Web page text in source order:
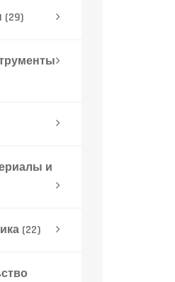
(29)
и
(22)